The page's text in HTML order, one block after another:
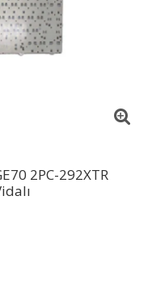
2PC-292XTR